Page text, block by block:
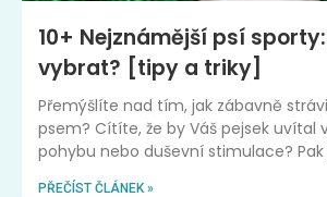
10+ Nejznámější psí
vybrat? [tipy a triky]
Přemýšlíte nad tím, jak zábavně
psem? Cítíte, že by Váš pejsek uvítal
pohybu nebo duševní stimulace? Pak
PŘEČÍST ČLÁNEK »